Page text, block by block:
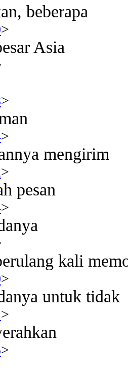
beberapa
>
Asia
>
>
mengirim
>
pesan
>
kali
>
untuk tidak
>
>